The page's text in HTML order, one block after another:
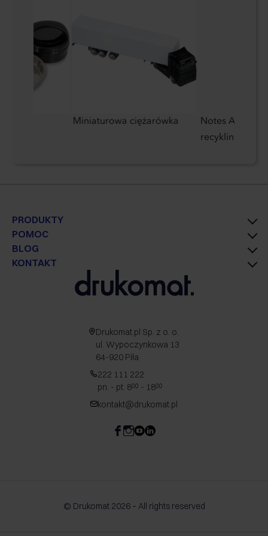
Miniaturowa ciężarówka
Notes A5 z
recyklingu
PRODUKTY
POMOC
BLOG
KONTAKT
Drukomat.pl Sp. z o. o.
ul. Wypoczynkowa 13
64-920 Piła
222 111 222
pn. - pt. 800 - 1800
kontakt@drukomat.pl
© Drukomat 2026 – All rights reserved